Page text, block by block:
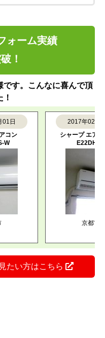
ォーム実績
！
です。こんなに喜んで頂
2017年02月02日
シャープ エアコン
E22DH-W
京都市
たい方はこちら